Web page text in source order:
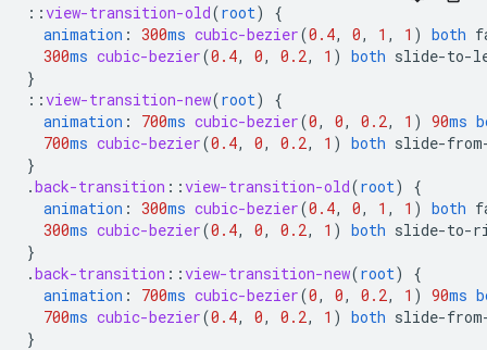
::view-transition-old(root)
{
animation : 300ms cubic-bezier(0.4, 0, 1 , 1 ) both
300ms cubic-bezier(0.4, 0, 0.2, 1 ) both slide-to-
}
::view-transition-new(root)
{
animation : 700ms cubic-bezier(0, 0, 0.2, 1 ) 90ms
700ms cubic-bezier(0.4, 0, 0.2, 1 ) both slide-
}
.back-transition ::view-transition-old(root)
{
animation : 300ms cubic-bezier(0.4, 0, 1 , 1 ) both
300ms cubic-bezier(0.4, 0, 0.2, 1 ) both slide-to-
}
.back-transition ::view-transition-new(root)
{
animation : 700ms cubic-bezier(0, 0, 0.2, 1 ) 90ms
700ms cubic-bezier(0.4, 0, 0.2, 1 ) both slide-
}